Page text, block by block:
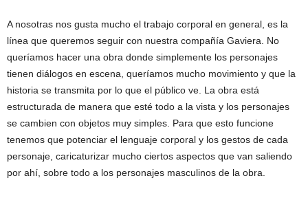
A nosotras nos gusta mucho el trabajo corporal en general, es la
línea que queremos seguir con nuestra compañía Gaviera. No
queríamos hacer una obra donde simplemente los personajes
tienen diálogos en escena, queríamos mucho movimiento y que la
historia se transmita por lo que el público ve. La obra está
estructurada de manera que esté todo a la vista y los personajes
se cambien con objetos muy simples. Para que esto funcione
tenemos que potenciar el lenguaje corporal y los gestos de cada
personaje, caricaturizar mucho ciertos aspectos que van saliendo
por ahí, sobre todo a los personajes masculinos de la obra.